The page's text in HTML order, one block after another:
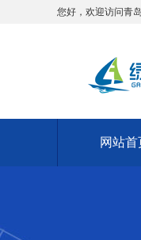
您好，欢迎访问青
网站首